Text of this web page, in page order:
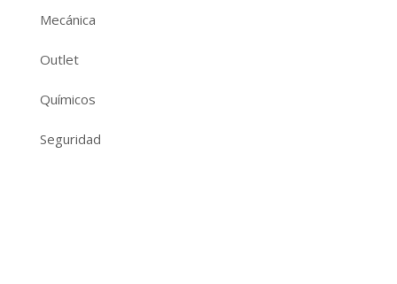
Mecánica
Outlet
Químicos
Seguridad